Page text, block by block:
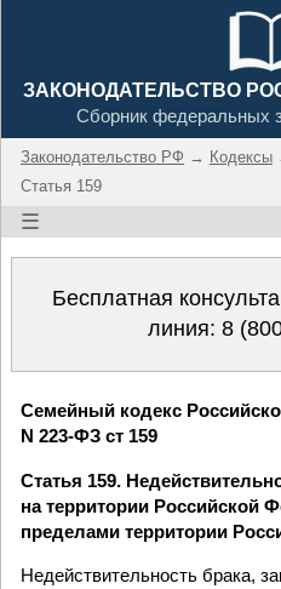
ЗАКОНОДАТЕЛЬСТВО
Сборник федеральных
Законодательство РФ → Кодексы
Статья 159
☰
Бесплатная
линия: 8
Семейный кодекс
N 223-ФЗ ст 159
Статья 159.
на территории Российской
пределами территории
Недействительность брака,